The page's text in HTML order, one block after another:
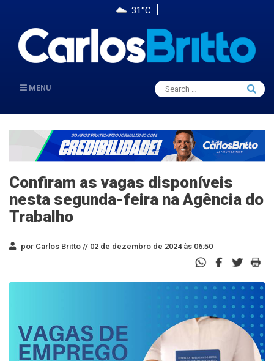
31°C
MENU
Search
for:
Search
Confiram as vagas disponíveis
nesta segunda-feira na Agência do
Trabalho
por Carlos Britto // 02 de dezembro de 2024 às 06:50